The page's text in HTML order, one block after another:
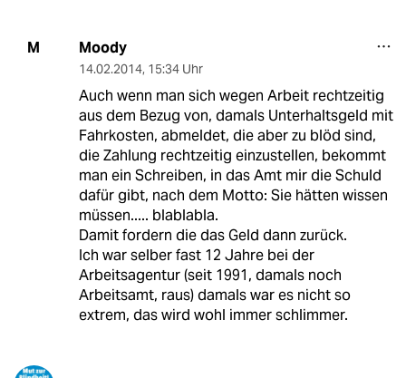
M Moody
14.02.2014, 15:34 Uhr
Auch wenn man sich wegen Arbeit rechtzeitig
aus dem Bezug von, damals Unterhaltsgeld mit
Fahrkosten, abmeldet, die aber zu blöd sind,
die Zahlung rechtzeitig einzustellen, bekommt
man ein Schreiben, in das Amt mir die Schuld
dafür gibt, nach dem Motto: Sie hätten wissen
müssen..... blablabla.
Damit fordern die das Geld dann zurück.
Ich war selber fast 12 Jahre bei der
Arbeitsagentur (seit 1991, damals noch
Arbeitsamt, raus) damals war es nicht so
extrem, das wird wohl immer schlimmer.